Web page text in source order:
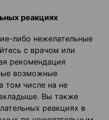
реакциях
либо нежелательные
с врачом или
рекомендация
возможные
том числе на не
Вы также
реакциях в